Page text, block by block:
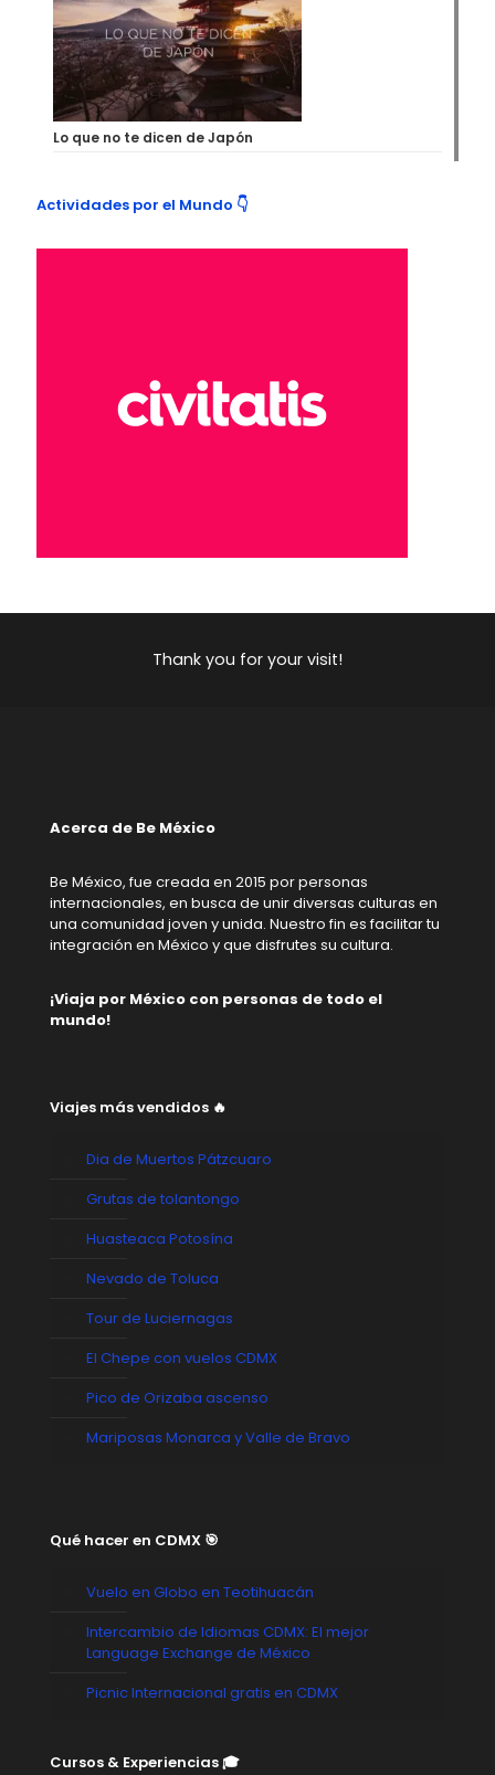
Lo que no te dicen de Japón
Actividades por el Mundo 👇
Thank you for your visit!
Acerca de Be México
Be México, fue creada en 2015 por personas
internacionales, en busca de unir diversas culturas en
una comunidad joven y unida. Nuestro fin es facilitar tu
integración en México y que disfrutes su cultura.
¡Viaja por México con personas de todo el
mundo!
Viajes más vendidos 🔥
Dia de Muertos Pátzcuaro
Grutas de tolantongo
Huasteaca Potosína
Nevado de Toluca
Tour de Luciernagas
El Chepe con vuelos CDMX
Pico de Orizaba ascenso
Mariposas Monarca y Valle de Bravo
Qué hacer en CDMX 🎯
Vuelo en Globo en Teotihuacán
Intercambio de Idiomas CDMX: El mejor
Language Exchange de México
Picnic Internacional gratis en CDMX
Cursos & Experiencias 🎓